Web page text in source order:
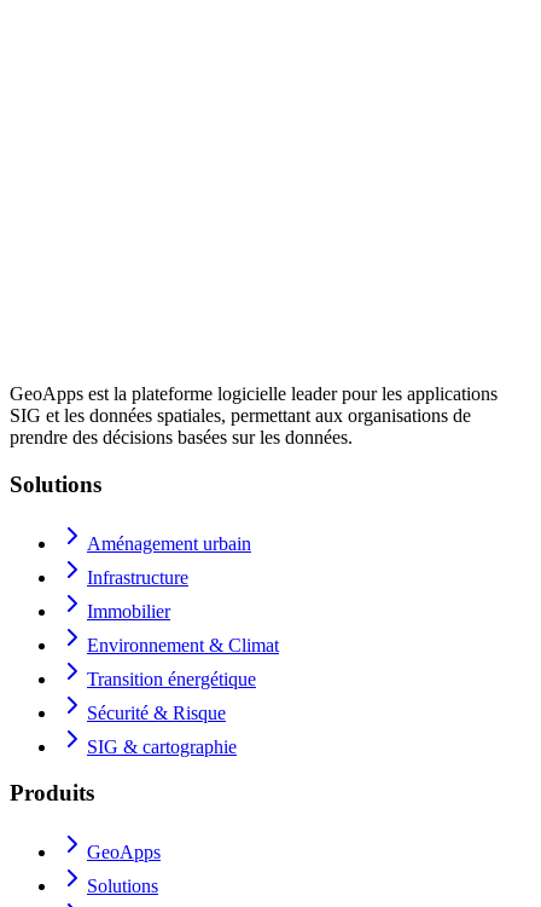
GeoApps est la plateforme logicielle leader pour les applications
SIG et les données spatiales, permettant aux organisations de
prendre des décisions basées sur les données.
Solutions
Aménagement urbain
Infrastructure
Immobilier
Environnement & Climat
Transition énergétique
Sécurité & Risque
SIG & cartographie
Produits
GeoApps
Solutions